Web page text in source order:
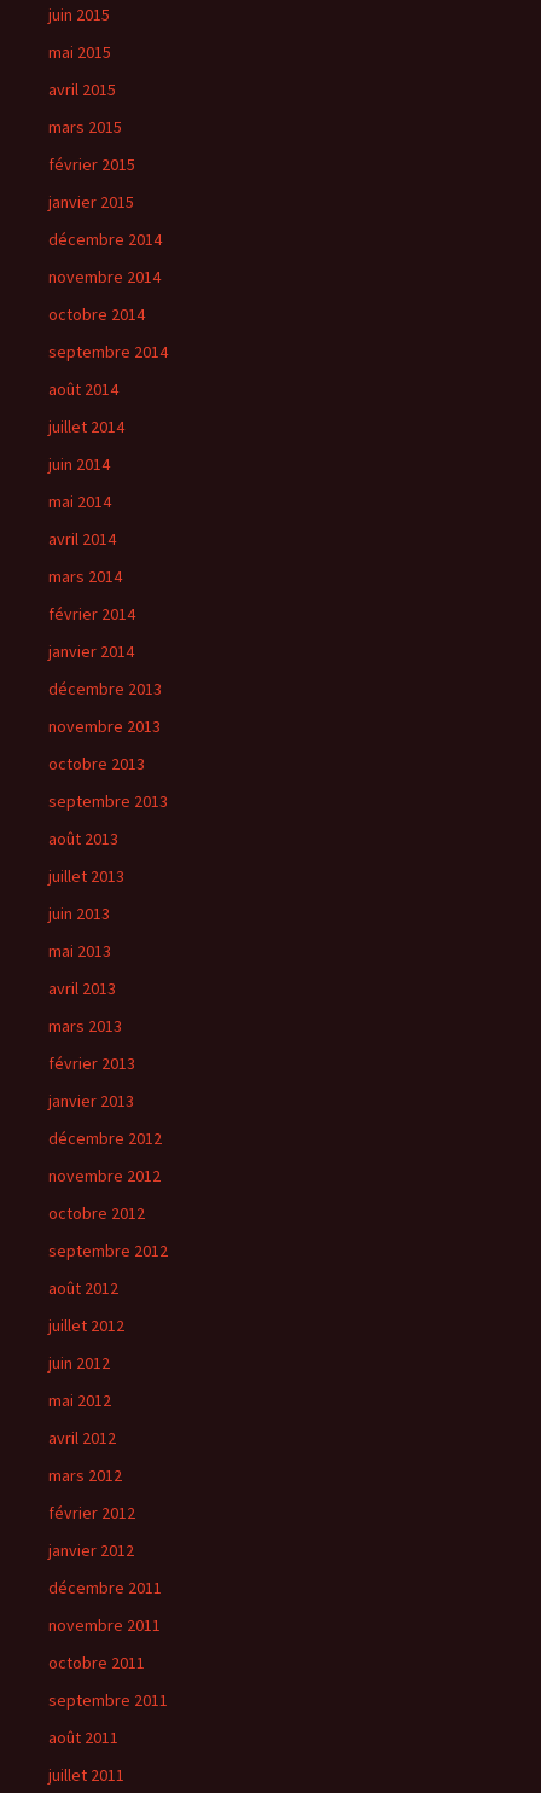
juin 2015
mai 2015
avril 2015
mars 2015
février 2015
janvier 2015
décembre 2014
novembre 2014
octobre 2014
septembre 2014
août 2014
juillet 2014
juin 2014
mai 2014
avril 2014
mars 2014
février 2014
janvier 2014
décembre 2013
novembre 2013
octobre 2013
septembre 2013
août 2013
juillet 2013
juin 2013
mai 2013
avril 2013
mars 2013
février 2013
janvier 2013
décembre 2012
novembre 2012
octobre 2012
septembre 2012
août 2012
juillet 2012
juin 2012
mai 2012
avril 2012
mars 2012
février 2012
janvier 2012
décembre 2011
novembre 2011
octobre 2011
septembre 2011
août 2011
juillet 2011